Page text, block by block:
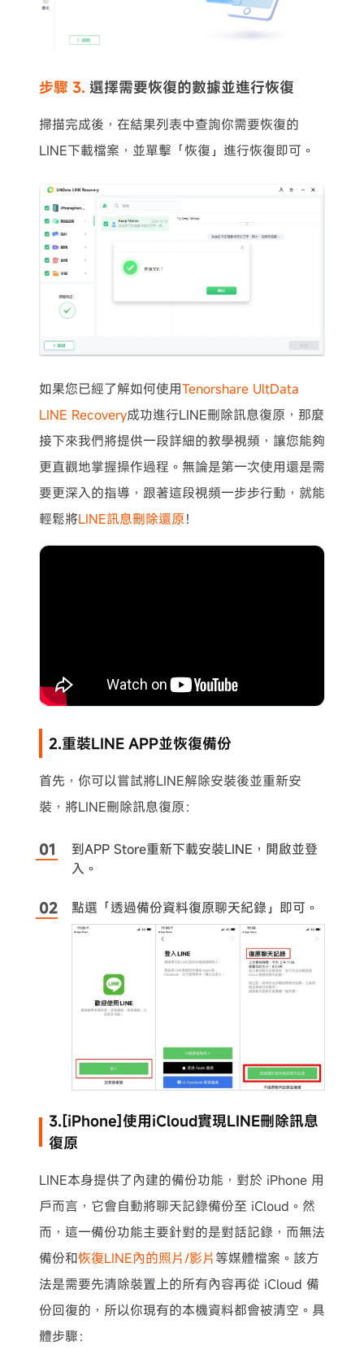
步驟 3. 選擇需要恢復的數據並進行恢復
掃描完成後，在結果列表中查詢你需要恢復的
LINE下載檔案，並單擊「恢復」進行恢復即可。
如果您已經了解如何使用Tenorshare UltData
LINE Recovery成功進行LINE刪除訊息復原，那麼
接下來我們將提供一段詳細的教學視頻，讓您能夠
更直觀地掌握操作過程。無論是第一次使用還是需
要更深入的指導，跟著這段視頻一步步行動，就能
輕鬆將LINE訊息刪除還原！
2.重裝LINE APP並恢復備份
首先，你可以嘗試將LINE解除安裝後並重新安
裝，將LINE刪除訊息復原：
到APP Store重新下載安裝LINE，開啟並登
入。
點選「透過備份資料復原聊天紀錄」即可。
3.[iPhone]使用iCloud實現LINE刪除訊息
復原
LINE本身提供了內建的備份功能，對於 iPhone 用
戶而言，它會自動將聊天記錄備份至 iCloud。然
而，這一備份功能主要針對的是對話記錄，而無法
備份和恢復LINE內的照片/影片等媒體檔案。該方
法是需要先清除裝置上的所有內容再從 iCloud 備
份回復的，所以你現有的本機資料都會被清空。具
體步驟：